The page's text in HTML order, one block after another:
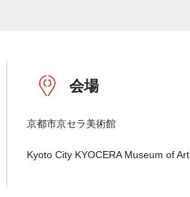
会場
京都市京セラ美術館
Kyoto City KYOCERA Museum of Art